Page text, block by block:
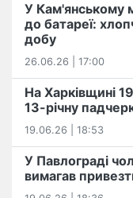
У Кам'янському
до батареї:
добу
26.06.26 | 17:00
На Харківщині
13-річну
19.06.26 | 18:53
У Павлограді
вимагав